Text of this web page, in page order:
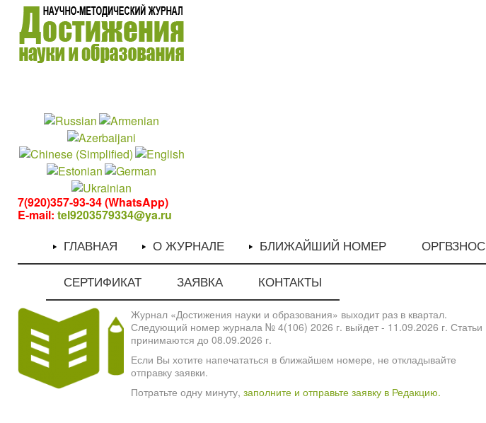
7(920)357-93-34 (WhatsApp)
E-mail: tel9203579334@ya.ru
ГЛАВНАЯ О ЖУРНАЛЕ БЛИЖАЙШИЙ НОМЕР ОРГВЗНОС
СЕРТИФИКАТ ЗАЯВКА КОНТАКТЫ
Журнал «Достижения науки и образования» выходит раз в квартал.
Следующий номер журнала № 4(106) 2026 г. выйдет - 11.09.2026 г. Статьи
принимаются до 08.09.2026 г.
Если Вы хотите напечататься в ближайшем номере, не откладывайте
отправку заявки.
Потратьте одну минуту, заполните и отправьте заявку в Редакцию.